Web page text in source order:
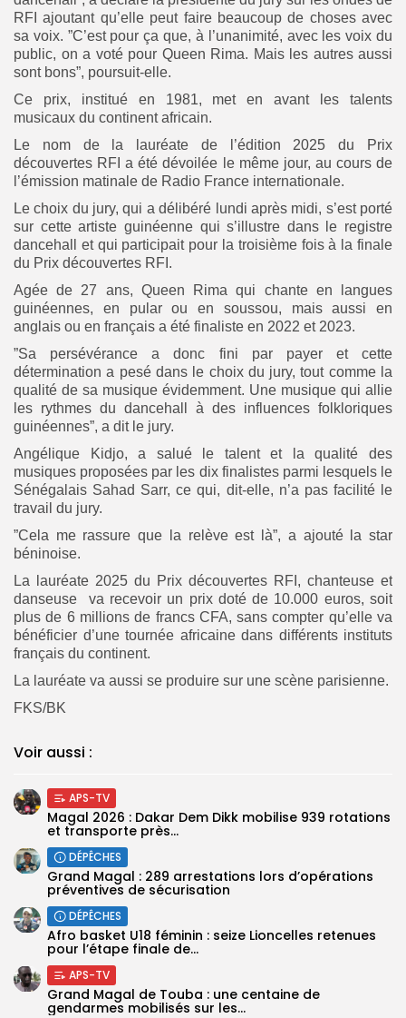
RFI ajoutant qu’elle peut faire beaucoup de choses avec
sa voix. ”C’est pour ça que, à l’unanimité, avec les voix du
public, on a voté pour Queen Rima. Mais les autres aussi
sont bons”, poursuit-elle.
Ce prix, institué en 1981, met en avant les talents
musicaux du continent africain.
Le nom de la lauréate de l’édition 2025 du Prix
découvertes RFI a été dévoilée le même jour, au cours de
l’émission matinale de Radio France internationale.
Le choix du jury, qui a délibéré lundi après midi, s’est porté
sur cette artiste guinéenne qui s’illustre dans le registre
dancehall et qui participait pour la troisième fois à la finale
du Prix découvertes RFI.
Agée de 27 ans, Queen Rima qui chante en langues
guinéennes, en pular ou en soussou, mais aussi en
anglais ou en français a été finaliste en 2022 et 2023.
”Sa persévérance a donc fini par payer et cette
détermination a pesé dans le choix du jury, tout comme la
qualité de sa musique évidemment. Une musique qui allie
les rythmes du dancehall à des influences folkloriques
guinéennes”, a dit le jury.
Angélique Kidjo, a salué le talent et la qualité des
musiques proposées par les dix finalistes parmi lesquels le
Sénégalais Sahad Sarr, ce qui, dit-elle, n’a pas facilité le
travail du jury.
”Cela me rassure que la relève est là”, a ajouté la star
béninoise.
La lauréate 2025 du Prix découvertes RFI, chanteuse et
danseuse va recevoir un prix doté de 10.000 euros, soit
plus de 6 millions de francs CFA, sans compter qu’elle va
bénéficier d’une tournée africaine dans différents instituts
français du continent.
La lauréate va aussi se produire sur une scène parisienne.
FKS/BK
Voir aussi :
APS-TV
Magal 2026 : Dakar Dem Dikk mobilise 939 rotations
et transporte près...
DÉPÊCHES
Grand Magal : 289 arrestations lors d’opérations
préventives de sécurisation
DÉPÊCHES
‎Afro basket U18 féminin : seize Lioncelles retenues
pour l’étape finale de...
APS-TV
Grand Magal de Touba : une centaine de
gendarmes mobilisés sur les...